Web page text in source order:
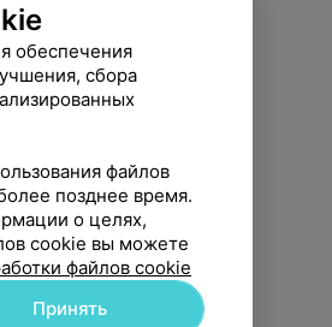
обеспечения
сбора
файлов
позднее время.
о целях,
cookie вы можете
файлов cookie
Принять